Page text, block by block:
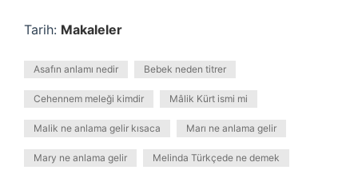
Tarih: Makaleler
Asafın anlamı nedir Bebek neden titrer
Cehennem meleği kimdir Mâlik Kürt ismi mi
Malik ne anlama gelir kısaca Marı ne anlama gelir
Mary ne anlama gelir Melinda Türkçede ne demek